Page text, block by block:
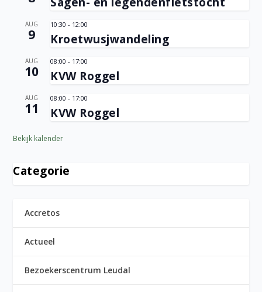
AUG
9
10:30 - 12:00
Kroetwusjwandeling
AUG
10
08:00 - 17:00
KVW Roggel
AUG
11
08:00 - 17:00
KVW Roggel
Bekijk kalender
Categorie
Accretos
Actueel
Bezoekerscentrum Leudal